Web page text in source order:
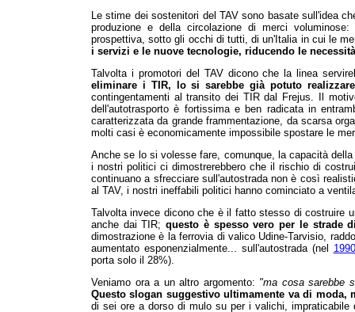
Le stime dei sostenitori del TAV sono basate sull'idea
produzione e della circolazione di merci
prospettiva, sotto gli occhi di tutti, di un'Italia in cui le
i servizi e le nuove tecnologie, riducendo le
Talvolta i promotori del TAV dicono che la linea
eliminare i TIR, lo si sarebbe già potuto realizzare
contingentamenti al transito dei TIR dal Frejus. Il
dell'autotrasporto è fortissima e ben radicata in
caratterizzata da grande frammentazione, da scarsa
molti casi è economicamente impossibile spostare le
Anche se lo si volesse fare, comunque, la capacità
i nostri politici ci dimostrerebbero che il rischio di
continuano a sfrecciare sull'autostrada non è così
al TAV, i nostri ineffabili politici hanno cominciato a
Talvolta invece dicono che è il fatto stesso di costruire
anche dai TIR;questo è spesso vero per le strade
dimostrazione è la ferrovia di valico Udine-Tarvisio,
aumentato esponenzialmente... sull'autostrada (nel 1990
porta solo il 28%).
Veniamo ora a un altro argomento: "ma cosa sarebbe
Questo slogan suggestivoultimamente va di moda,
di sei ore a dorso di mulo su per i valichi,